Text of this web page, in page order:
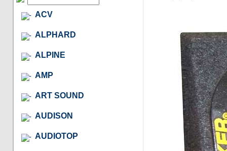
ACV
ALPHARD
ALPINE
AMP
ART SOUND
AUDISON
AUDIOTOP